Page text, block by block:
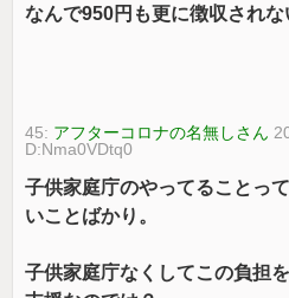
なんで950円も更に徴収され
45: アフターコロナの名無しさん
D:Nma0VDtq0
子供家庭庁のやってることっ
いことばかり。
子供家庭庁なくしてこの負担